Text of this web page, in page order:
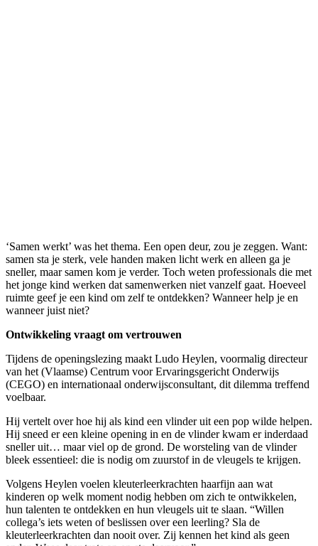
‘Samen werkt’ was het thema. Een open deur, zou je zeggen. Want:
samen sta je sterk, vele handen maken licht werk en alleen ga je
sneller, maar samen kom je verder. Toch weten professionals die met
het jonge kind werken dat samenwerken niet vanzelf gaat. Hoeveel
ruimte geef je een kind om zelf te ontdekken? Wanneer help je en
wanneer juist niet?
Ontwikkeling vraagt om vertrouwen
Tijdens de openingslezing maakt Ludo Heylen, voormalig directeur
van het (Vlaamse) Centrum voor Ervaringsgericht Onderwijs
(CEGO) en internationaal onderwijsconsultant, dit dilemma treffend
voelbaar.
Hij vertelt over hoe hij als kind een vlinder uit een pop wilde helpen.
Hij sneed er een kleine opening in en de vlinder kwam er inderdaad
sneller uit… maar viel op de grond. De worsteling van de vlinder
bleek essentieel: die is nodig om zuurstof in de vleugels te krijgen.
Volgens Heylen voelen kleuterleerkrachten haarfijn aan wat
kinderen op welk moment nodig hebben om zich te ontwikkelen,
hun talenten te ontdekken en hun vleugels uit te slaan. “Willen
collega’s iets weten of beslissen over een leerling? Sla de
kleuterleerkrachten dan nooit over. Zij kennen het kind als geen